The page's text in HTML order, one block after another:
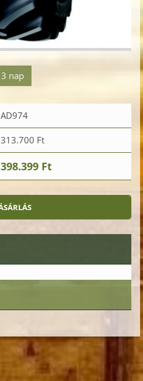
3 nap
AD974
313.700 Ft
398.399 Ft